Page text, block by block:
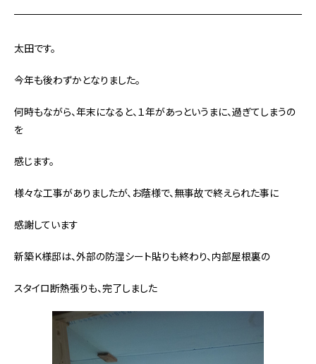
太田です。
今年も後わずかとなりました。
何時もながら、年末になると、１年があっというまに、過ぎてしまうの
を
感じます。
様々な工事がありましたが、お蔭様で、無事故で終えられた事に
感謝しています
新築Ｋ様邸は、外部の防湿シート貼りも終わり、内部屋根裏の
スタイロ断熱張りも、完了しました